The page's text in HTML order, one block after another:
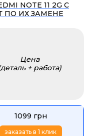
NOTE 11 2G С
ПО ИХ ЗАМЕНЕ
Цена
+ работа)
1099 грн
заказать в 1 клик